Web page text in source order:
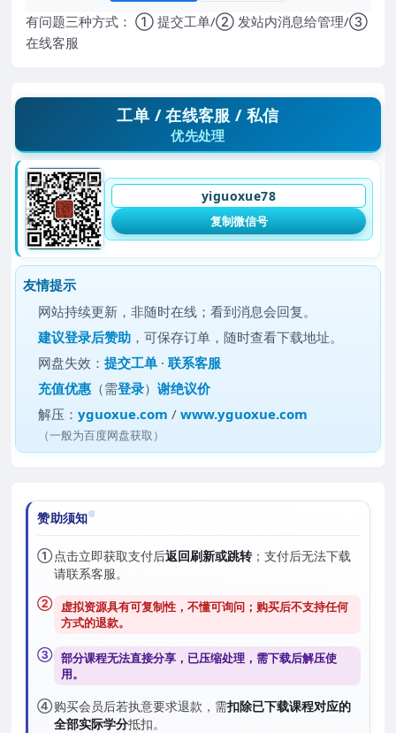
有问题三种方式： ① 提交工单/② 发站内消息给管理/③
在线客服
工单 / 在线客服 / 私信
优先处理
yiguoxue78
复制微信号
友情提示
网站持续更新，非随时在线；看到消息会回复。
建议登录后赞助 ，可保存订单，随时查看下载地址。
网盘失效：提交工单 ·联系客服
充值优惠 （需登录）谢绝议价
解压：yguoxue.com /www.yguoxue.com
（一般为百度网盘获取）
赞助须知
①点击立即获取支付后返回刷新或跳转；支付后无法下载
请联系客服。
② 虚拟资源具有可复制性，不懂可询问；购买后不支持任何
方式的退款。
③ 部分课程无法直接分享，已压缩处理，需下载后解压使
用。
④购买会员后若执意要求退款，需扣除已下载课程对应的
全部实际学分抵扣。